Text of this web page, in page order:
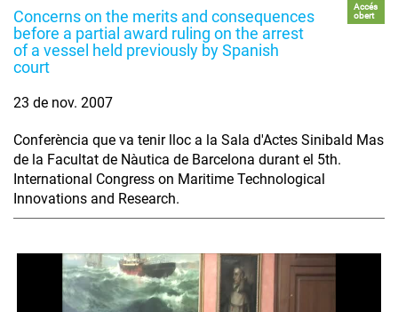
Concerns on the merits and consequences
before a partial award ruling on the arrest
of a vessel held previously by Spanish
court
Accés
obert
23 de nov. 2007
Conferència que va tenir lloc a la Sala d'Actes Sinibald Mas
de la Facultat de Nàutica de Barcelona durant el 5th.
International Congress on Maritime Technological
Innovations and Research.